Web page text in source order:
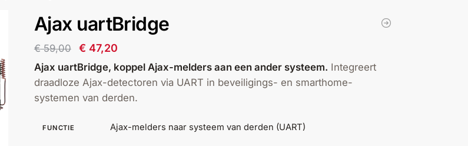
Ajax uartBridge
€59,00 € 47,20
Ajax uartBridge, koppel Ajax-melders aan een ander systeem. Integreert
draadloze Ajax-detectoren via UART in beveiligings- en smarthome-
systemen van derden.
FUNCTIE Ajax-melders naar systeem van derden (UART)